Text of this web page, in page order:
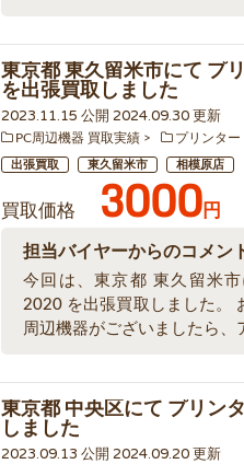
東京都 東久留米市にて プ
を出張買取しました
2023.11.15 公開 2024.09.30 更新
PC周辺機器 買取実績 プリンター
出張買取 東久留米市 相模原店
買取価格 3000円
担当バイヤーからのコメン
今回は、東京都 東久留米
2020 を出張買取しました。
周辺機器がございましたら、
東京都 中央区にて プリン
しました
2023.09.13 公開 2024.09.20 更新